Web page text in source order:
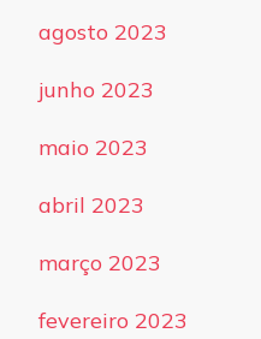
agosto 2023
junho 2023
maio 2023
abril 2023
março 2023
fevereiro 2023